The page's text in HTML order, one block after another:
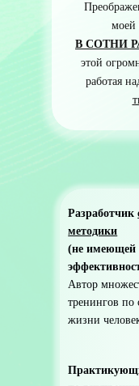
Разработчик
методики
(не имеющей
Автор
тренингов по
жизни
моей
В СОТНИ
этой
работая